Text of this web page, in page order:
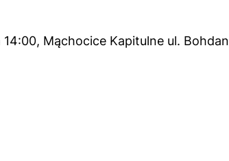
Mąchocice Kapitulne ul.